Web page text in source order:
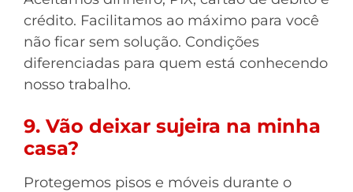
crédito. Facilitamos ao máximo para você
não ficar sem solução. Condições
diferenciadas para quem está conhecendo
nosso trabalho.
9. Vão deixar sujeira na minha
casa?
Protegemos pisos e móveis durante o